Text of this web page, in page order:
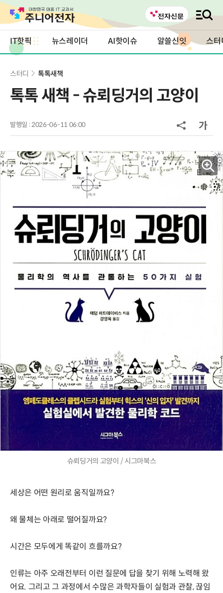
IT핫픽 뉴스레이더 AI핫이슈 알쓸신잇 스터
스터디 톡톡새책
톡톡 새책 - 슈뢰딩거의 고양이
발행일 : 2026-06-11 06:00
슈뢰딩거의 고양이 / 시그마북스
세상은 어떤 원리로 움직일까요?
왜 물체는 아래로 떨어질까요?
시간은 모두에게 똑같이 흐를까요?
인류는 아주 오래전부터 이런 질문에 답을 찾기 위해 노력해 왔
어요. 그리고 그 과정에서 수많은 과학자들이 실험과 관찰, 끊임